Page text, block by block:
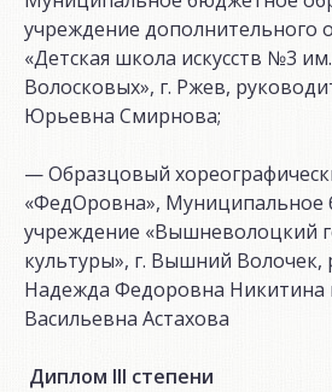
учреждение дополнительного
«Детская школа искусств №3
Волосковых», г. Ржев,
Юрьевна Смирнова;
— Образцовый
«ФедОровна», Муниципальное
учреждение «Вышневолоцкий
культуры», г. Вышний Волочек,
Надежда Федоровна Никитина
Васильевна Астахова
Диплом III степени